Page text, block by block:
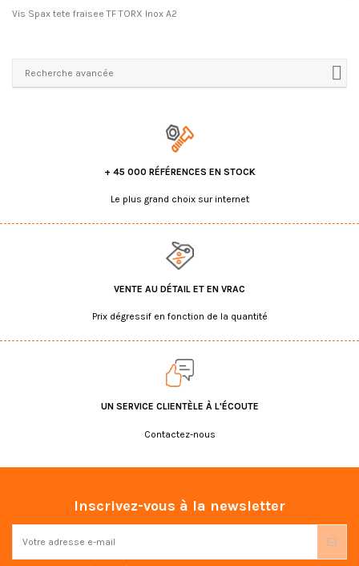
Vis Spax tete fraisee TF TORX Inox A2
Recherche avancée
+ 45 000 RÉFÉRENCES EN STOCK
Le plus grand choix sur internet
VENTE AU DÉTAIL ET EN VRAC
Prix dégressif en fonction de la quantité
UN SERVICE CLIENTÈLE À L'ÉCOUTE
Contactez-nous
Inscrivez-vous à la newsletter